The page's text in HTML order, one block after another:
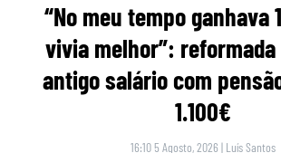
“No meu tempo ganhava
vivia melhor”:
antigo salário com
1.100€
16:10 5 Agosto, 2026 | Luís Santos